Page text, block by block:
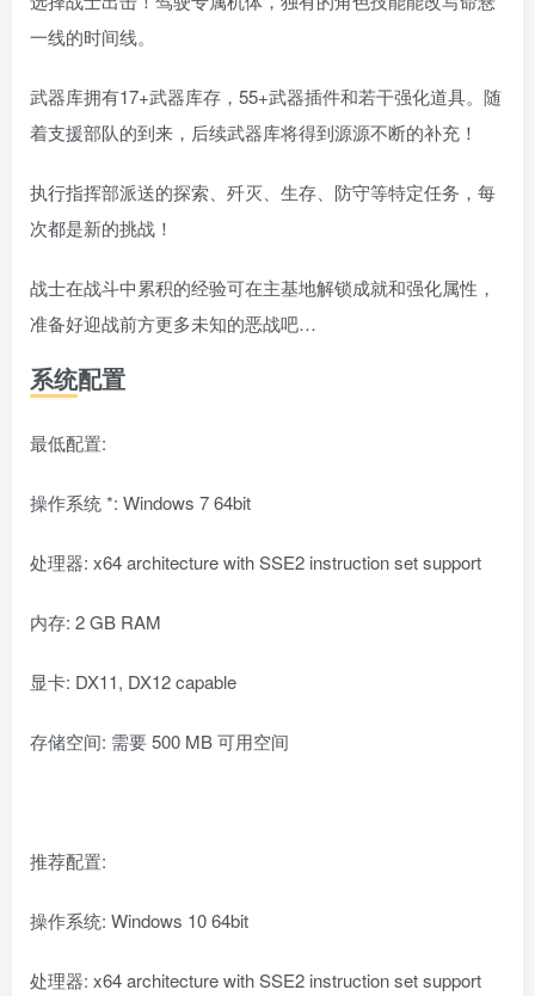
一线的时间线。
武器库拥有17+武器库存，55+武器插件和若干强化道具。随
着支援部队的到来，后续武器库将得到源源不断的补充！
执行指挥部派送的探索、歼灭、生存、防守等特定任务，每
次都是新的挑战！
战士在战斗中累积的经验可在主基地解锁成就和强化属性，
准备好迎战前方更多未知的恶战吧…
系统配置
最低配置:
操作系统 *: Windows 7 64bit
处理器: x64 architecture with SSE2 instruction set support
内存: 2 GB RAM
显卡: DX11, DX12 capable
存储空间: 需要 500 MB 可用空间
推荐配置:
操作系统: Windows 10 64bit
处理器: x64 architecture with SSE2 instruction set support